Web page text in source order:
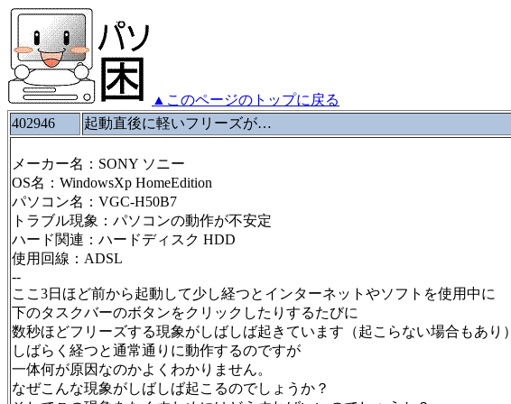
▲このページのトップに戻る
402946
起動直後に軽いフリーズが…
メーカー名：SONY ソニー
OS名：WindowsXp HomeEdition
パソコン名：VGC-H50B7
トラブル現象：パソコンの動作が不安定
ハード関連：ハードディスク HDD
使用回線：ADSL
--
ここ3日ほど前から起動して少し経つとインターネットやソフトを使用中に
下のタスクバーのボタンをクリックしたりするたびに
数秒ほどフリーズする現象がしばしば起きています（起こらない場合もあり）
しばらく経つと通常通りに動作するのですが
一体何が原因なのかよくわかりません。
なぜこんな現象がしばしば起こるのでしょうか？